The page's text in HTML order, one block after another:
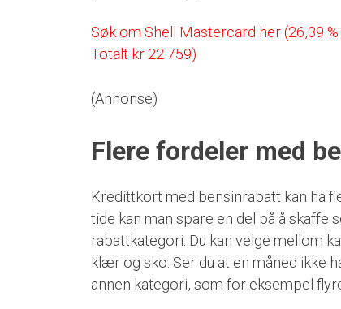
Søk om Shell Mastercard her (26,39
Totalt kr 22 759)
(Annonse)
Flere fordeler med
Kredittkort med bensinrabatt kan ha
tide kan man spare en del på å skaffe
rabattkategori. Du kan velge mellom
klær og sko. Ser du at en måned ikke
annen kategori, som for eksempel